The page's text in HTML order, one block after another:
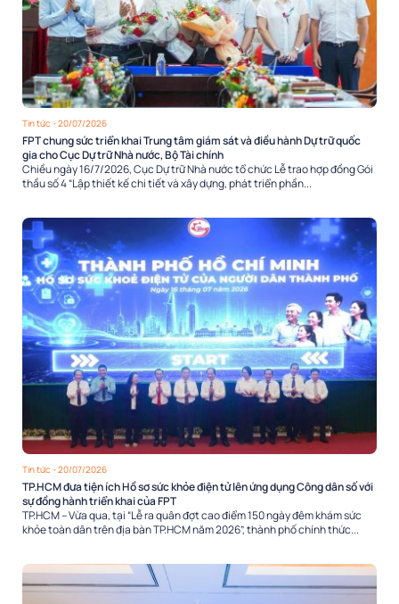
Tin tức - 20/07/2026
FPT chung sức triển khai Trung tâm giám sát và điều hành Dự trữ quốc
gia cho Cục Dự trữ Nhà nước, Bộ Tài chính
Chiều ngày 16/7/2026, Cục Dự trữ Nhà nước tổ chức Lễ trao hợp đồng Gói
thầu số 4 “Lập thiết kế chi tiết và xây dựng, phát triển phần...
Tin tức - 20/07/2026
TP.HCM đưa tiện ích Hồ sơ sức khỏe điện tử lên ứng dụng Công dân số với
sự đồng hành triển khai của FPT
TP.HCM – Vừa qua, tại “Lễ ra quân đợt cao điểm 150 ngày đêm khám sức
khỏe toàn dân trên địa bàn TP.HCM năm 2026”, thành phố chính thức...